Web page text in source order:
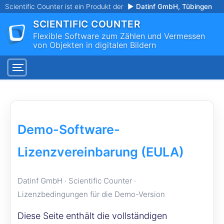
Scientific Counter ist ein Produkt der ▶ Datinf GmbH, Tübingen
SCIENTIFIC COUNTER
Flexible Software zum Zählen und Vermessen
von Objekten in digitalen Bildern
Demo-Software-
Lizenzvereinbarung (EULA)
Datinf GmbH · Scientific Counter ·
Lizenzbedingungen für die Demo-Version
Diese Seite enthält die vollständigen